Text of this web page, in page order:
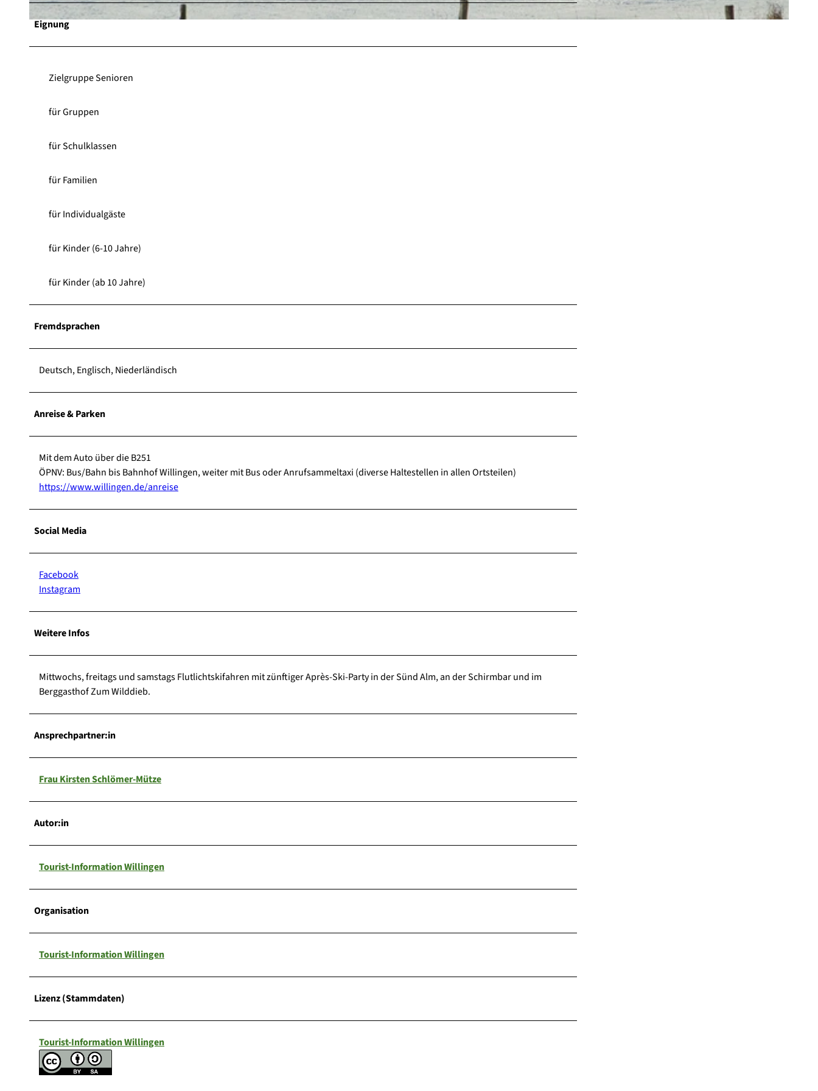
© Skigebiet Willingen |
Eignung
Zielgruppe Senioren
für Gruppen
für Schulklassen
für Familien
für Individualgäste
für Kinder (6-10 Jahre)
für Kinder (ab 10 Jahre)
Fremdsprachen
Deutsch, Englisch, Niederländisch
Anreise & Parken
Mit dem Auto über die B251
ÖPNV: Bus/Bahn bis Bahnhof Willingen, weiter mit Bus oder Anrufsammeltaxi (diverse Haltestellen in allen Ortsteilen)
https://www.willingen.de/anreise
Social Media
Facebook
Instagram
Weitere Infos
Mittwochs, freitags und samstags Flutlichtskifahren mit zünftiger Après-Ski-Party in der Sünd Alm, an der Schirmbar und im
Berggasthof Zum Wilddieb.
Ansprechpartner:in
Frau Kirsten Schlömer-Mütze
Autor:in
Tourist-Information Willingen
Organisation
Tourist-Information Willingen
Lizenz (Stammdaten)
Tourist-Information Willingen